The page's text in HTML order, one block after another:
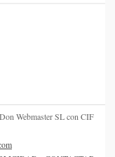
Webmaster SL con CIF